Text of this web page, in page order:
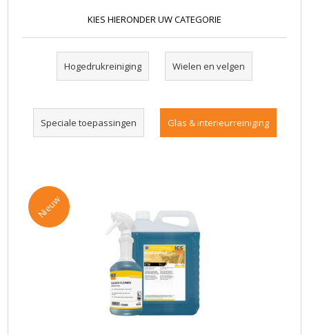
KIES HIERONDER UW CATEGORIE
Hogedrukreiniging Wielen en velgen
Speciale toepassingen Glas & interieurreiniging
Nieuw